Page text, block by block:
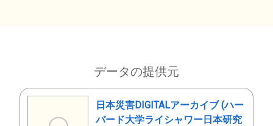
データの提供元
日本災害DIGITALアーカイブ (ハー
バード大学ライシャワー日本研究